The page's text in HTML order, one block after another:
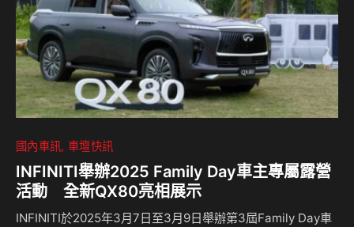
計保障約3萬4千位臨時清潔工，理賠金額總計高達…
國內車訊 車壇快訊
INFINITI舉辦2025 Family Day車主專屬露營
活動 全新QX80亮相展示
INFINITI於2025年3月7日至3月9日舉辦第3屆Family Day車